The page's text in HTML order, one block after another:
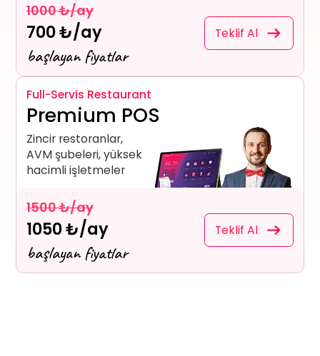
1000 ₺/ay
700 ₺/ay
başlayan fiyatlar
Teklif Al
Full-Servis Restaurant
Premium POS
Zincir restoranlar,
AVM şubeleri, yüksek
hacimli işletmeler
1500 ₺/ay
1050 ₺/ay
başlayan fiyatlar
Teklif Al